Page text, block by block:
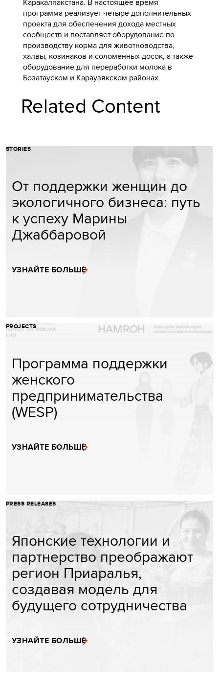
Каракалпакстана. В настоящее время
программа реализует четыре дополнительных
проекта для обеспечения дохода местных
сообществ и поставляет оборудование по
производству корма для животноводства,
халвы, козинаков и соломенных досок, а также
оборудование для переработки молока в
Бозатауском и Караузякском районах.
Related Content
STORIES
От поддержки женщин до
экологичного бизнеса: путь
к успеху Марины
Джаббаровой
УЗНАЙТЕ БОЛЬШЕ
PROJECTS
Программа поддержки
женского
предпринимательства
(WESP)
УЗНАЙТЕ БОЛЬШЕ
PRESS RELEASES
Японские технологии и
партнерство преображают
регион Приаралья,
создавая модель для
будущего сотрудничества
УЗНАЙТЕ БОЛЬШЕ